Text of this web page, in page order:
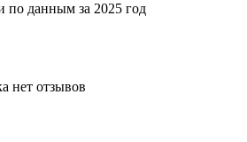
по данным за 2025 год
нет отзывов